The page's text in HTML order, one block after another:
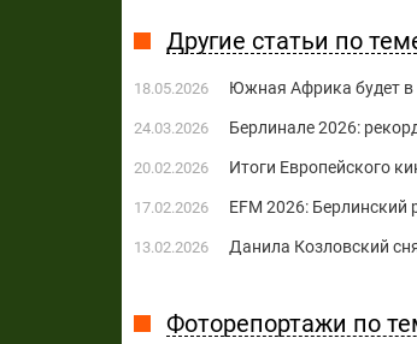
Другие статьи по
18.05.2026 Южная Африка будет в
24.03.2026 Берлинале 2026:
20.02.2026 Итоги Европейского
17.02.2026 EFM 2026:
13.02.2026 Данила Козловский
Фоторепортажи по